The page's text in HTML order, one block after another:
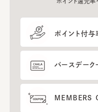
ポイント付
バースデーク
MEMBERS